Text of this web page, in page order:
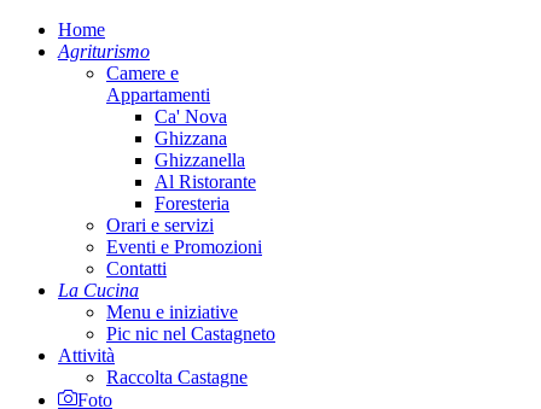
Home
Agriturismo
Camere e
Appartamenti
Ca' Nova
Ghizzana
Ghizzanella
Al Ristorante
Foresteria
Orari e servizi
Eventi e Promozioni
Contatti
La Cucina
Menu e iniziative
Pic nic nel Castagneto
Attività
Raccolta Castagne
Foto